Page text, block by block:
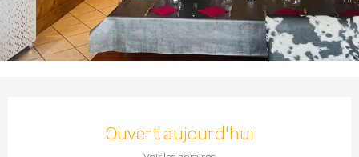
Ouverture et coordonnées
Ouvert aujourd'hui